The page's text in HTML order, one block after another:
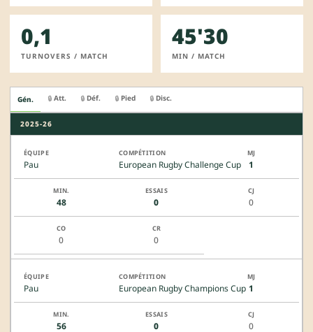
0,1
TURNOVERS / MATCH
45'30
MIN / MATCH
Gén. 🔒 Att. 🔒 Déf. 🔒 Pied 🔒 Disc.
2025-26
Pau European Rugby Challenge Cup 1
48 0 0
0 0
Pau European Rugby Champions Cup 1
56 0 0